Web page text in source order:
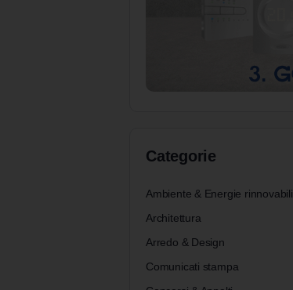
Categorie
Ambiente & Energie rinnovabili
Architettura
Arredo & Design
Comunicati stampa